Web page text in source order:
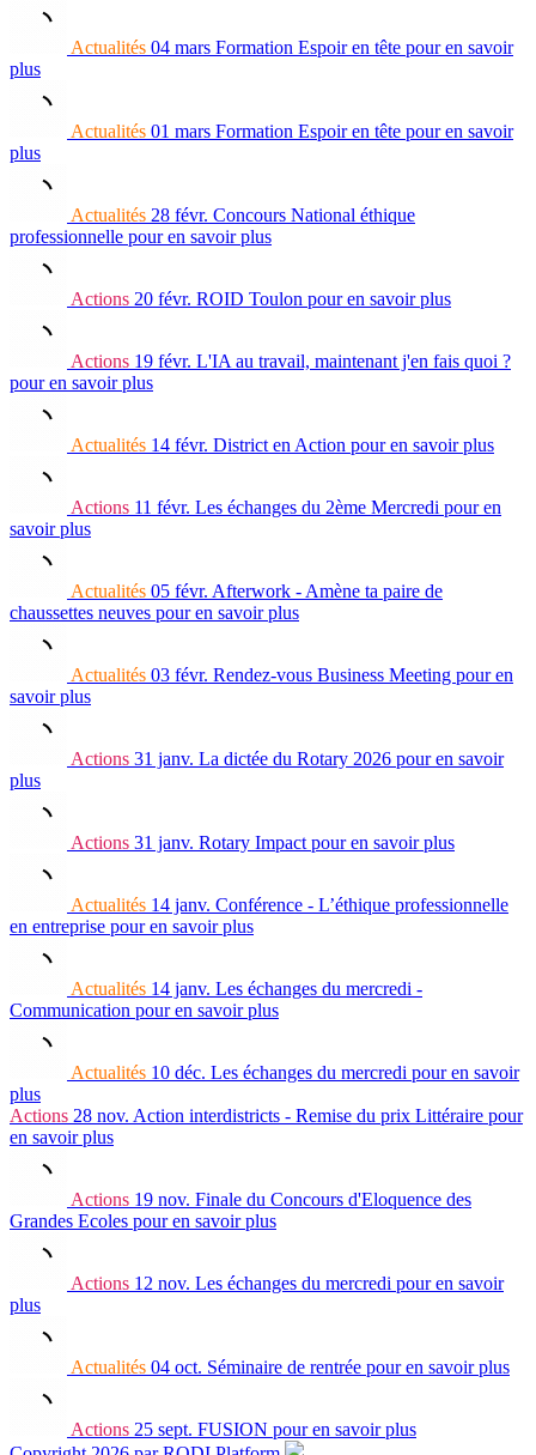
Actualités 04 mars Formation Espoir en tête pour en savoir
plus
Actualités 01 mars Formation Espoir en tête pour en savoir
plus
Actualités 28 févr. Concours National éthique
professionnelle pour en savoir plus
Actions 20 févr. ROID Toulon pour en savoir plus
Actions 19 févr. L'IA au travail, maintenant j'en fais quoi ?
pour en savoir plus
Actualités 14 févr. District en Action pour en savoir plus
Actions 11 févr. Les échanges du 2ème Mercredi pour en
savoir plus
Actualités 05 févr. Afterwork - Amène ta paire de
chaussettes neuves pour en savoir plus
Actualités 03 févr. Rendez-vous Business Meeting pour en
savoir plus
Actions 31 janv. La dictée du Rotary 2026 pour en savoir
plus
Actions 31 janv. Rotary Impact pour en savoir plus
Actualités 14 janv. Conférence - L’éthique professionnelle
en entreprise pour en savoir plus
Actualités 14 janv. Les échanges du mercredi -
Communication pour en savoir plus
Actualités 10 déc. Les échanges du mercredi pour en savoir
plus
Actions 28 nov. Action interdistricts - Remise du prix Littéraire pour
en savoir plus
Actions 19 nov. Finale du Concours d'Eloquence des
Grandes Ecoles pour en savoir plus
Actions 12 nov. Les échanges du mercredi pour en savoir
plus
Actualités 04 oct. Séminaire de rentrée pour en savoir plus
Actions 25 sept. FUSION pour en savoir plus